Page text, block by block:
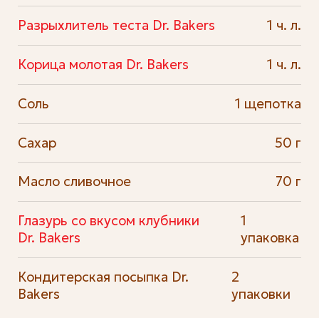
Разрыхлитель теста Dr. Bakers 1 ч. л.
Корица молотая Dr. Bakers 1 ч. л.
Соль 1 щепотка
Сахар 50 г
Масло сливочное 70 г
Глазурь со вкусом клубники
Dr. Bakers
1
упаковка
Кондитерская посыпка Dr.
Bakers
2
упаковки